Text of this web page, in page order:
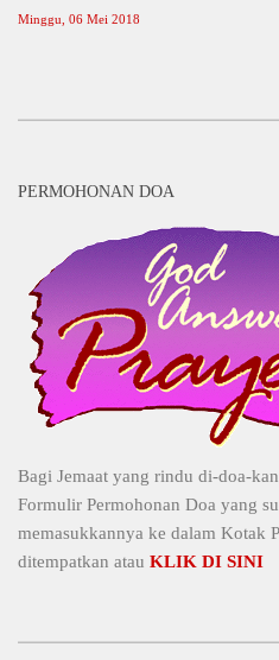
Minggu, 06 Mei 2018
PERMOHONAN DOA
Bagi Jemaat yang rindu di-doa-
Formulir Permohonan Doa yang
memasukkannya ke dalam Kotak
ditempatkan atau KLIK DI SINI